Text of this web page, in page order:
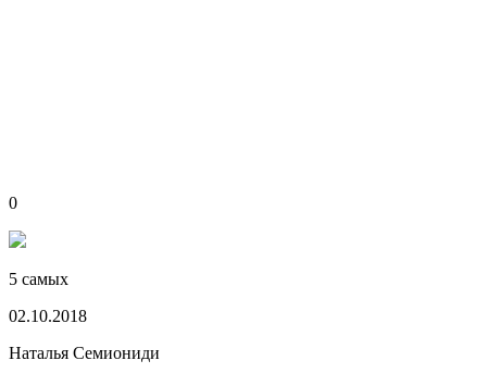
0
5 самых
02.10.2018
Наталья Семиониди